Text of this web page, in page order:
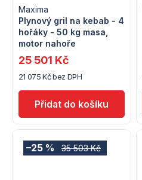
Plynový gril na kebab - 4
hořáky - 50 kg masa,
motor nahoře
Maxima
21 075 Kč bez DPH
25 501 Kč
35 503 Kč
–25 %